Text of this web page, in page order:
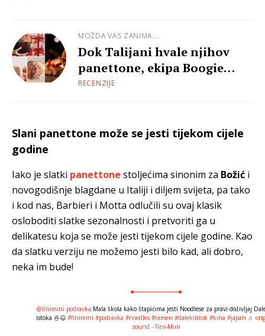
MOŽDA VAS ZANIMA...
Dok Talijani hvale njihov
panettone, ekipa Boogie
Laba oduševljava na Adventu
RECENZIJE
Slani panettone može se jesti tijekom cijele
godine
Iako je slatki panettone stoljećima sinonim za Božić i
novogodišnje blagdane u Italiji i diljem svijeta, pa tako
i kod nas, Barbieri i Motta odlučili su ovaj klasik
osloboditi slatke sezonalnosti i pretvoriti ga u
delikatesu koja se može jesti tijekom cijele godine. Kao
da slatku verziju ne možemo jesti bilo kad, ali dobro,
neka im bude!
@finimini.podravka Mala škola kako štapićima jesti Noodlese za pravi doživljaj
istoka 🍜😉 #finimini #podravka #noodles #ramen #dalekiistok #kina #japan ♬
sound - Fini-Mini